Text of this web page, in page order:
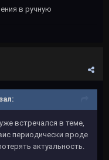
в ручную
встречался в теме,
периодически вроде
актуальность.